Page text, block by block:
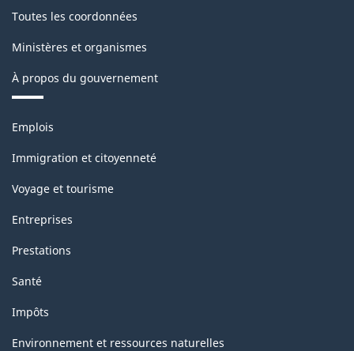
Toutes les coordonnées
Ministères et organismes
À propos du gouvernement
Thèmes
sujets
Emplois
Immigration et citoyenneté
Voyage et tourisme
Entreprises
Prestations
Santé
Impôts
Environnement et ressources naturelles